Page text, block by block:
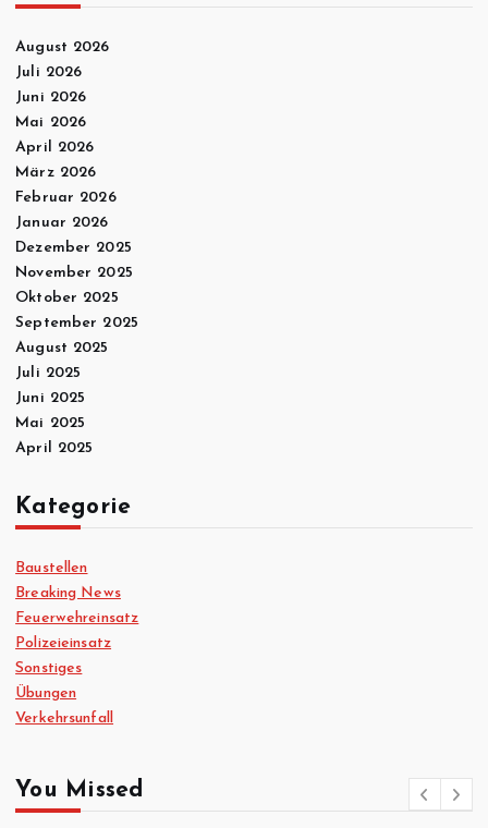
August 2026
Juli 2026
Juni 2026
Mai 2026
April 2026
März 2026
Februar 2026
Januar 2026
Dezember 2025
November 2025
Oktober 2025
September 2025
August 2025
Juli 2025
Juni 2025
Mai 2025
April 2025
Kategorie
Baustellen
Breaking News
Feuerwehreinsatz
Polizeieinsatz
Sonstiges
Übungen
Verkehrsunfall
You Missed